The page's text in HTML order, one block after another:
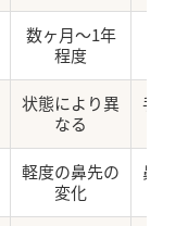
数ヶ月〜1年
程度
状態により異
なる
手術
軽度の鼻先の
変化
鼻先